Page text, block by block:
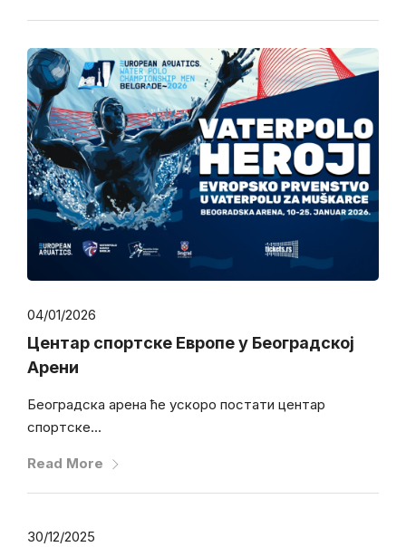
04/01/2026
Центар спортске Европе у Београдској
Арени
Београдска арена ће ускоро постати центар
спортске...
Read More
30/12/2025